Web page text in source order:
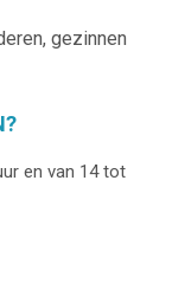
gezinnen
en van 14 tot